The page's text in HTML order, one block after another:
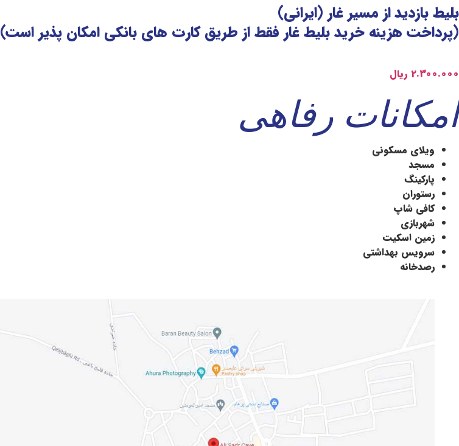
بلیط بازدید از مسیر غار (ایرانی)
(پرداخت هزینه خرید بلیط غار فقط از طریق کارت های بانکی امکان پذیر است)
2.300.000 ریال
امکانات رفاهی
ویلای مسکونی
مسجد
پارکینگ
رستوران
کافی شاپ
شهربازی
زمین اسکیت
سرویس بهداشتی
رصدخانه